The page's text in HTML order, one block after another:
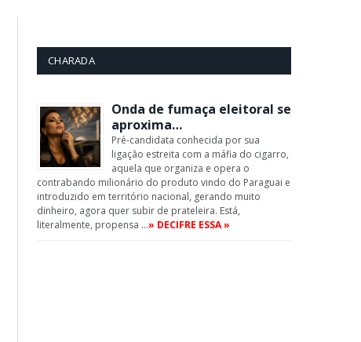
CHARADA
Onda de fumaça eleitoral se
aproxima…
Pré-candidata conhecida por sua
ligação estreita com a máfia do cigarro,
aquela que organiza e opera o
contrabando milionário do produto vindo do Paraguai e
introduzido em território nacional, gerando muito
dinheiro, agora quer subir de prateleira. Está,
literalmente, propensa …» DECIFRE ESSA »